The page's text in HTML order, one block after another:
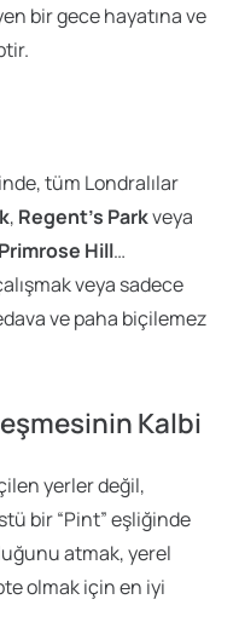
bir gece hayatına ve
tüm Londralılar
, Regent’s Parkveya
Primrose Hill…
veya sadece
ve paha biçilemez
Kalbi
yerler değil,
bir “Pint” eşliğinde
atmak, yerel
olmak için en iyi